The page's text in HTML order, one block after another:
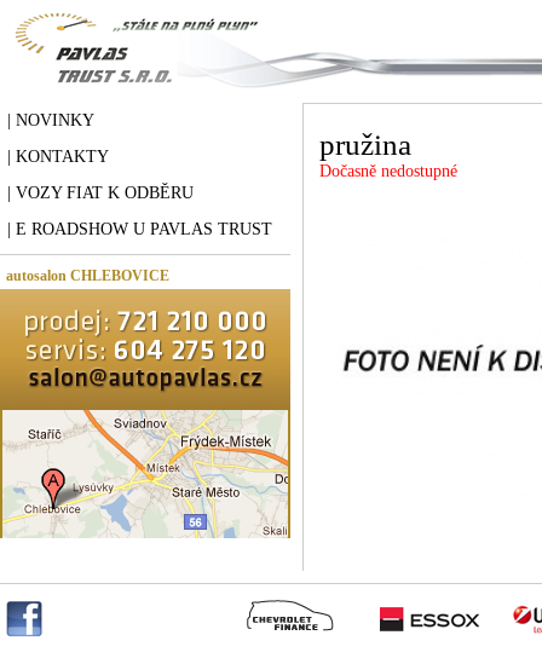
| NOVINKY
| KONTAKTY
| VOZY FIAT K ODBĚRU
| E ROADSHOW U PAVLAS TRUST
autosalon CHLEBOVICE
pružina
Dočasně nedostupné